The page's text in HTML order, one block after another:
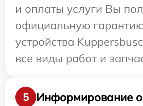
и оплаты услуги Вы
официальную
устройства
все виды работ и
5
Информирование о